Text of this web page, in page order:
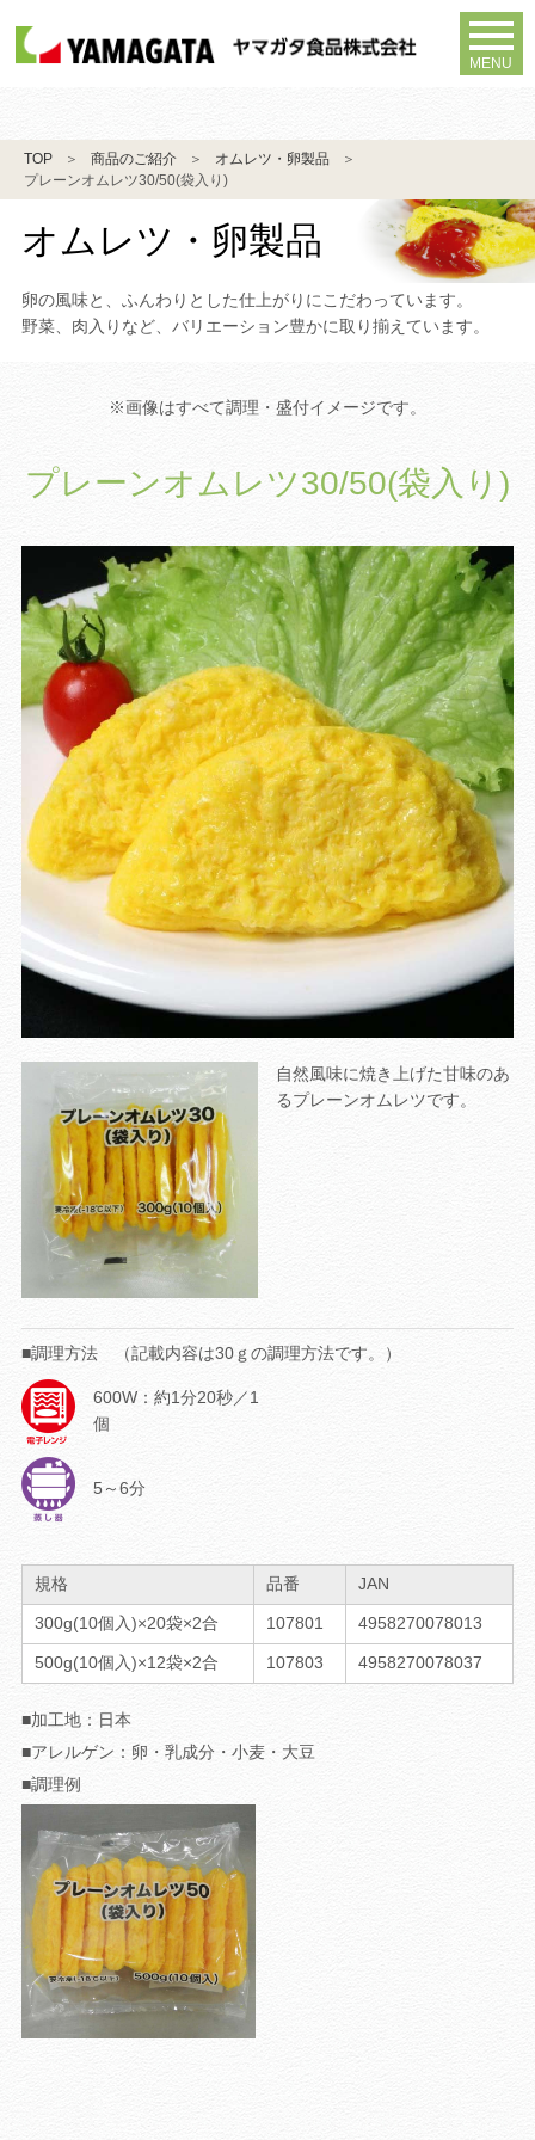
MENU
TOP 商品のご紹介
オムレツ・卵製品
プレーンオムレツ30/50(袋入り)
オムレツ・卵製品
卵の風味と、ふんわりとした仕上がりにこだわっています。
野菜、肉入りなど、バリエーション豊かに取り揃えています。
※画像はすべて調理・盛付イメージです。
プレーンオムレツ30/50(袋入り)
自然風味に焼き上げた甘味のあ
るプレーンオムレツです。
■調理方法 （記載内容は30ｇの調理方法です。）
600W：約1分20秒／1
個
5～6分
規格 品番 JAN
300g(10個入)×20袋×2合 107801 4958270078013
500g(10個入)×12袋×2合 107803 4958270078037
■加工地： 日本
■アレルゲン： 卵・乳成分・小麦・大豆
■調理例